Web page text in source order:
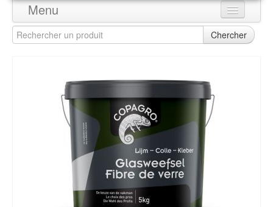
Menu
Accueil
Marques
Promotions
Brochures & Tarifs
Actualités
Chercher